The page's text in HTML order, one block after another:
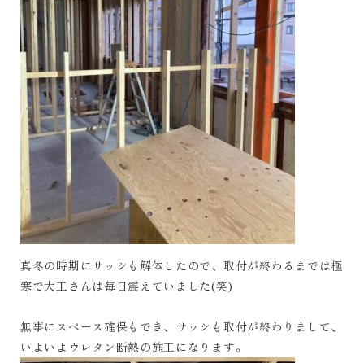
真冬の時期にサッシも解体したので、取付が終わるまでは極
寒で大工さんは毎日震えていました(笑)
無事にスペース確保もでき、サッシも取付が終わりまして、
いよいよウレタン断熱の施工になります。